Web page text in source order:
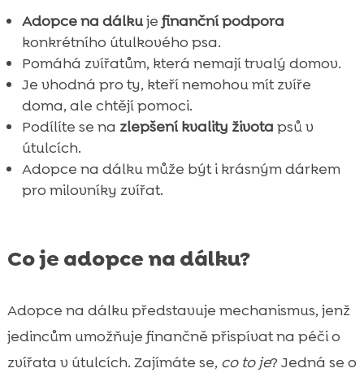
Podpora adopcí na dálku v České
republice
Závěr
 FAQ
Adopce na dálkuje finanční podpora
konkrétního útulkového psa.
Pomáhá zvířatům, která nemají trvalý domov.
Je vhodná pro ty, kteří nemohou mít zvíře
doma, ale chtějí pomoci.
Podílíte se na zlepšení kvality života psů v
útulcích.
Adopce na dálku může být i krásným dárkem
pro milovníky zvířat.
Co je adopce na dálku?
Adopce na dálku představuje mechanismus, jenž
jedincům umožňuje finančně přispívat na péči o
zvířata v útulcích. Zajímáte se, co to je? Jedná se o